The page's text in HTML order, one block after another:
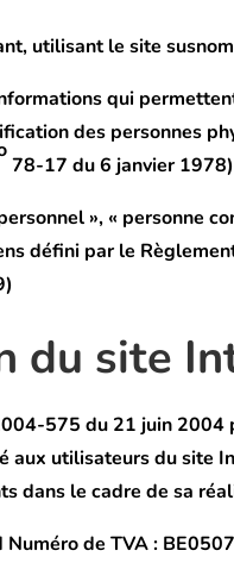
utilisant le site
qui
des personnes
78-17 du 6 janvier
», « personne
défini par le
du site
575 du 21 juin 2004
aux utilisateurs du site
dans le cadre de sa
Numéro de TVA :